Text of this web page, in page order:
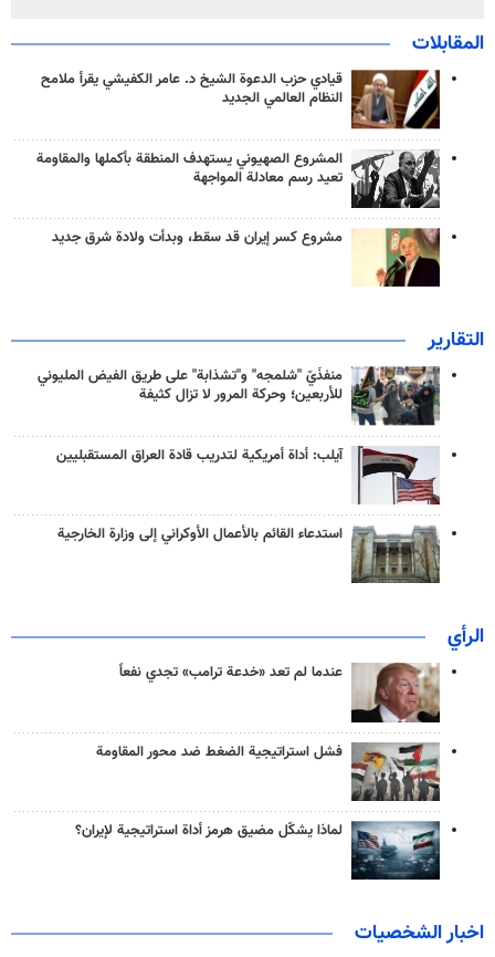
المقابلات
قيادي حزب الدعوة الشيخ د. عامر الكفيشي يقرأ ملامح
النظام العالمي الجديد
المشروع الصهيوني يستهدف المنطقة بأكملها والمقاومة
تعيد رسم معادلة المواجهة
مشروع كسر إيران قد سقط، وبدأت ولادة شرق جديد
التقارير
منفذَيّ "شلمجه" و"تشذابة" على طريق الفيض المليوني
للأربعين؛ وحركة المرور لا تزال كثيفة
آيلب: أداة أمريكية لتدريب قادة العراق المستقبليين
استدعاء القائم بالأعمال الأوكراني إلى وزارة الخارجية
الرأي
عندما لم تعد «خدعة ترامب» تجدي نفعاً
فشل استراتيجية الضغط ضد محور المقاومة
لماذا يشكّل مضيق هرمز أداة استراتيجية لإيران؟
اخبار الشخصيات